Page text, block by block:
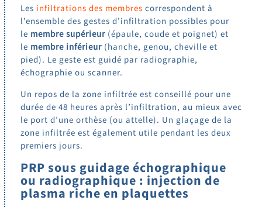
Les infiltrations des membres correspondent à
l’ensemble des gestes d’infiltration possibles pour
le membre supérieur(épaule, coude et poignet) et
le membre inférieur(hanche, genou, cheville et
pied). Le geste est guidé par radiographie,
échographie ou scanner.
Un repos de la zone infiltrée est conseillé pour une
durée de 48 heures après l’infiltration, au mieux avec
le port d’une orthèse (ou attelle). Un glaçage de la
zone infiltrée est également utile pendant les deux
premiers jours.
PRP sous guidage échographique
ou radiographique : injection de
plasma riche en plaquettes